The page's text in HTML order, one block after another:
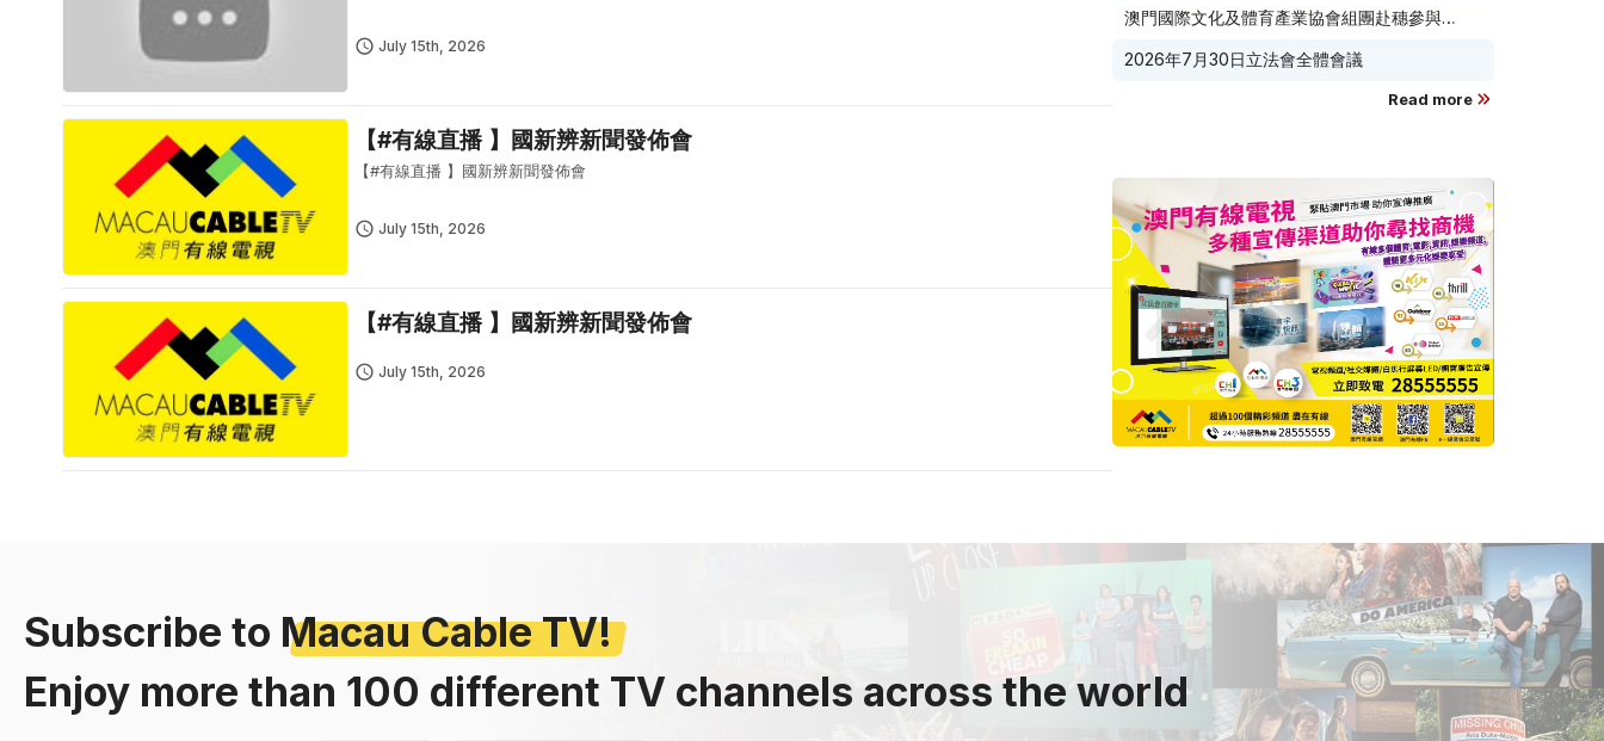
July 15th, 2026
【#有線直播 】國新辨新聞發佈會
【#有線直播 】國新辨新聞發佈會
July 15th, 2026
【#有線直播 】國新辨新聞發佈會
July 15th, 2026
澳門國際文化及體育產業協會組團赴穗參與
向葡西語市場
2026年7月30日立法會全體會議
Read more
Subscribe to Macau Cable TV!
Enjoy more than 100 different TV channels across the world